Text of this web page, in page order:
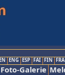
ENG ESP FAI FIN FRA
Foto-Galerie